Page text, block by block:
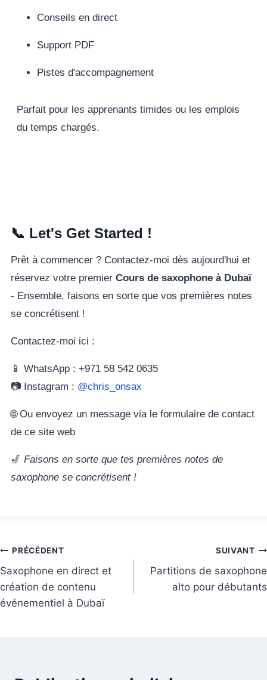
Conseils en direct
Support PDF
Pistes d'accompagnement
Parfait pour les apprenants timides ou les emplois
du temps chargés.
📞 Let's Get Started !
Prêt à commencer ? Contactez-moi dès aujourd'hui et
réservez votre premier Cours de saxophone à Dubaï
- Ensemble, faisons en sorte que vos premières notes
se concrétisent !
Contactez-moi ici :
📱 WhatsApp : +971 58 542 0635
📷 Instagram : @chris_onsax
🌐 Ou envoyez un message via le formulaire de contact
de ce site web
🎷 Faisons en sorte que tes premières notes de
saxophone se concrétisent !
PRÉCÉDENT
Saxophone en direct et
création de contenu
événementiel à Dubaï
SUIVANT
Partitions de saxophone
alto pour débutants